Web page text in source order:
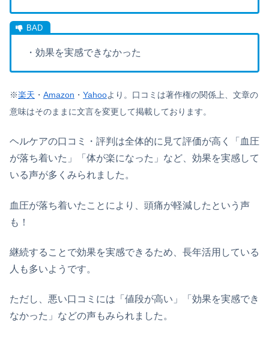
・効果を実感できなかった
※楽天 ・ Amazon ・ Yahooより。 口コミは著作権の関係上、文章の
意味はそのままに文言を変更して掲載しております。
ヘルケアの口コミ・評判は全体的に見て評価が高く「血圧
が落ち着いた」「体が楽になった」など、効果を実感して
いる声が多くみられました。
血圧が落ち着いたことにより、頭痛が軽減したという声
も！
継続することで効果を実感できるため、長年活用している
人も多いようです。
ただし、悪い口コミには「値段が高い」「効果を実感でき
なかった」などの声もみられました。